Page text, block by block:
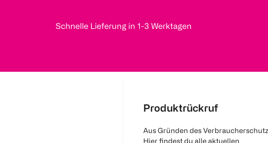
Schnelle Lieferung in 1-3 Werktagen
Produktrückruf
Aus Gründen des
Hier findest du alle aktuellen